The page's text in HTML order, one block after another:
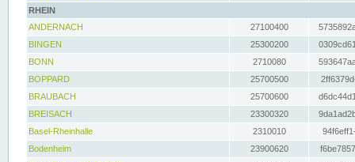
RHEIN
ANDERNACH
27100400
BINGEN
25300200
BONN
2710080
BOPPARD
25700500
BRAUBACH
25700600
BREISACH
23300320
Basel-Rheinhalle
2310010
Bodenheim
23900620